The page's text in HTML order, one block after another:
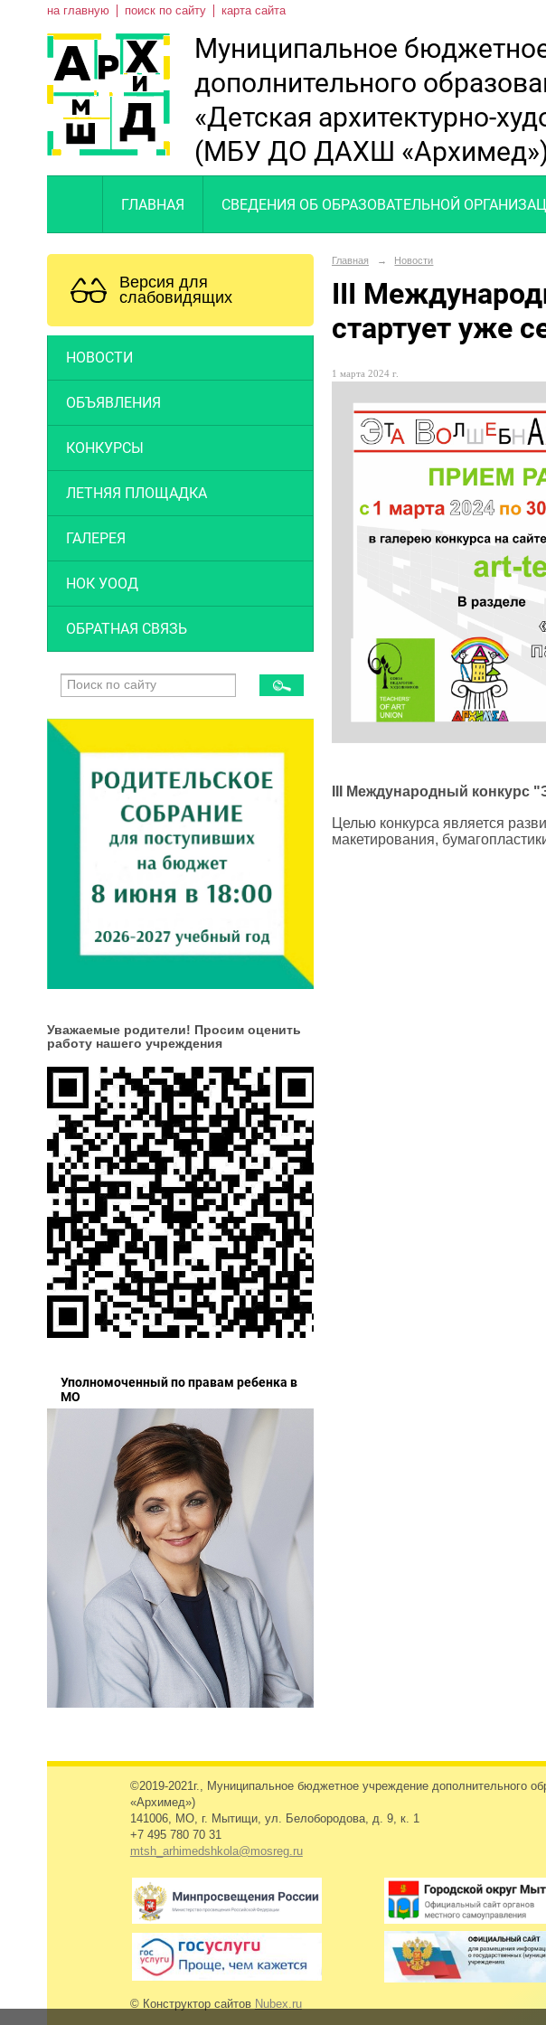
на главную поиск по сайту карта сайта
Муниципальное
дополнительного
«Детская архитектурно-
(МБУ ДО ДАХШ
ГЛАВНАЯ СВЕДЕНИЯ ОБ ОБРАЗОВАТЕЛЬНОЙ
Версия для
слабовидящих
НОВОСТИ
ОБЪЯВЛЕНИЯ
КОНКУРСЫ
ЛЕТНЯЯ ПЛОЩАДКА
ГАЛЕРЕЯ
НОК УООД
ОБРАТНАЯ СВЯЗЬ
Уважаемые родители! Просим оценить
работу нашего учреждения
Уполномоченный по правам ребенка в
МО
Главная → Новости
III
стартует уже
1 марта 2024 г.
III Международный конкурс
Целью конкурса является
макетирования,
©2019-2021г., Муниципальное бюджетное учреждение дополнительного
«Архимед»)
141006, МО, г. Мытищи, ул. Белобородова, д. 9, к. 1
+7 495 780 70 31
mtsh_arhimedshkola@mosreg.ru
© Конструктор сайтов Nubex.ru